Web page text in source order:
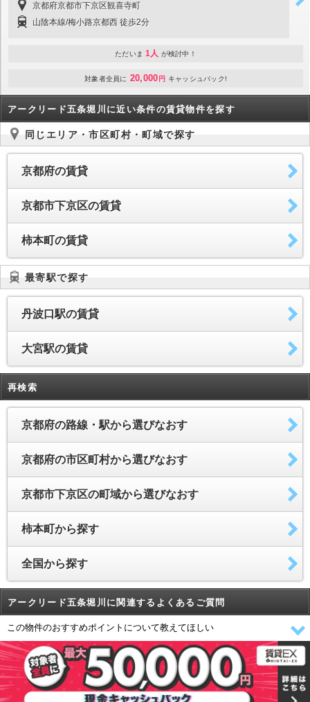
京都府京都市下京区観喜寺町
山陰本線/梅小路京都西 徒歩2分
ただいま 1人 が検討中！
対象者全員に 20,000 円 キャッシュバック!
アークリード五条堀川に近い条件の賃貸物件を探す
同じエリア・市区町村・町域で探す
京都府の賃貸
京都市下京区の賃貸
柿本町の賃貸
最寄駅で探す
丹波口駅の賃貸
大宮駅の賃貸
再検索
京都府の路線・駅から選びなおす
京都府の市区町村から選びなおす
京都市下京区の町域から選びなおす
柿本町から探す
全国から探す
アークリード五条堀川に関連するよくあるご質問
この物件のおすすめポイントについて教えてほしい